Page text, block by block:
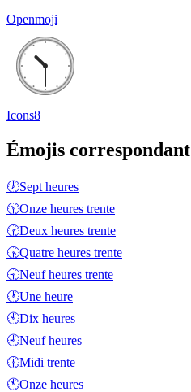
Openmoji
Icons8
Émojis correspondant
🕖Sept heures
🕦Onze heures trente
🕝Deux heures trente
🕟Quatre heures trente
🕤Neuf heures trente
🕐Une heure
🕙Dix heures
🕘Neuf heures
🕧Midi trente
🕚Onze heures